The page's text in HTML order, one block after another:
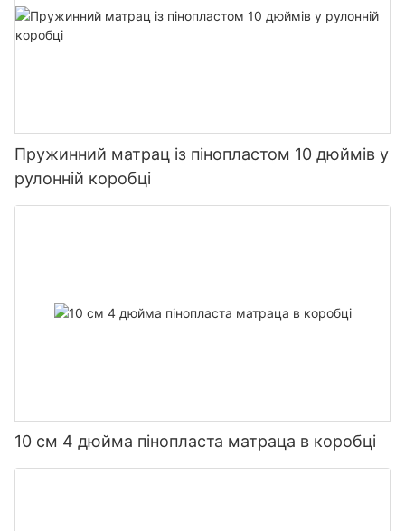
Пружинний матрац із пінопластом 10 дюймів у
рулонній коробці
10 см 4 дюйма пінопласта матраца в коробці